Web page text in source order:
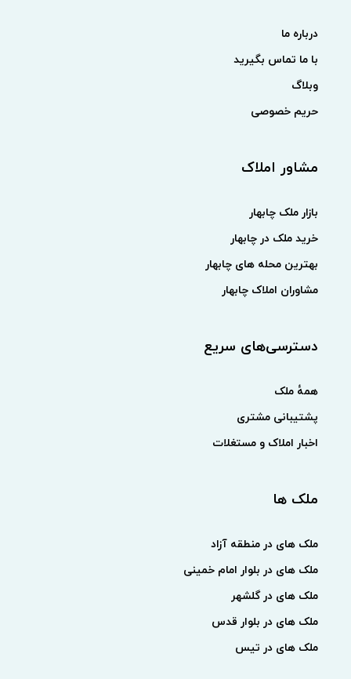
درباره ما
با ما تماس بگیرید
وبلاگ
حریم خصوصی
مشاور املاک
بازار ملک چابهار
خرید ملک در چابهار
بهترین محله های چابهار
مشاوران املاک چابهار
دسترسی‌های سریع
همهٔ ملک
پشتیبانی مشتری
اخبار املاک و مستغلات
ملک ها
ملک های در منطقه آزاد
ملک های در بلوار امام خمینی
ملک های در گلشهر
ملک های در بلوار قدس
ملک های در تیس